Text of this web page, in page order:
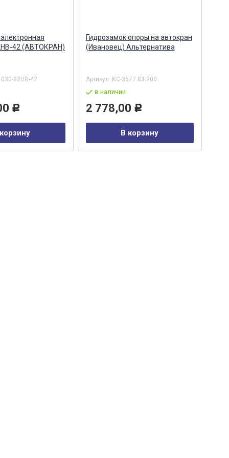
42 (АВТОКРАН)
32HB-42
Р
Гидрозамок опоры на автокран
(Ивановец) Альтернатива
Артикул: КС-3577.83.200
в наличии
2 778,00 Р
В корзину